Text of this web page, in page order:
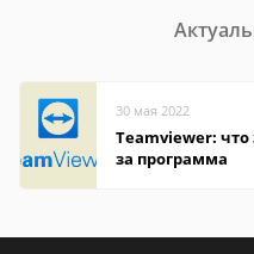
30 мая 2022
Teamviewer: что
за программа